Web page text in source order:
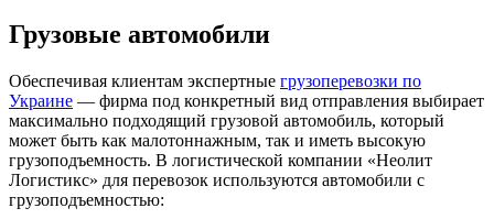
Грузовые автомобили
Обеспечивая клиентам экспертные грузоперевозки по
Украине — фирма под конкретный вид отправления выбирает
максимально подходящий грузовой автомобиль, который
может быть как малотоннажным, так и иметь высокую
грузоподъемность. В логистической компании «Неолит
Логистикс» для перевозок используются автомобили с
грузоподъемностью: